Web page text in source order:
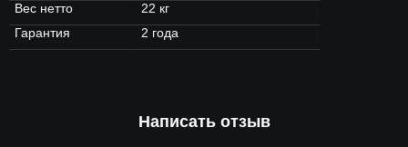
Вес нетто
22 кг
Гарантия
2 года
Написать отзыв